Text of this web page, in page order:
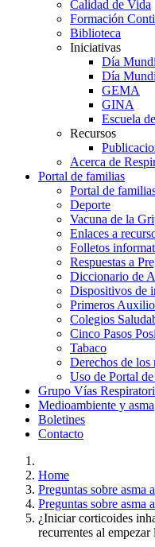
Calidad de Vida
Formación
Biblioteca
Iniciativas
Día
Día
GEMA
GINA
Escuela
Recursos
Acerca de
Portal de familias
Portal de
Deporte
Vacuna de la
Enlaces a
Folletos
Respuestas a
Diccionario de
Dispositivos de
Primeros
Colegios
Cinco Pasos
Tabaco
Derechos de los
Uso de Portal
Grupo Vías
Medioambiente y asma
Boletines
Contacto
Home
Preguntas sobre asma
Preguntas sobre asma
¿Iniciar corticoides
recurrentes al empezar